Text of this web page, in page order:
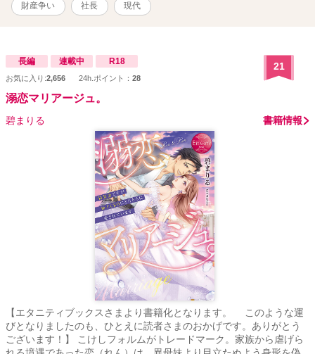
財産争い 社長 現代
長編 連載中 R18
お気に入り:2,656 24h.ポイント： 28
21
溺恋マリアージュ。
碧まりる 書籍情報
【エタニティブックスさまより書籍化となります。 このような運
びとなりましたのも、ひとえに読者さまのおかげです。ありがとう
ございます！】 こけしフォルムがトレードマーク。家族から虐げら